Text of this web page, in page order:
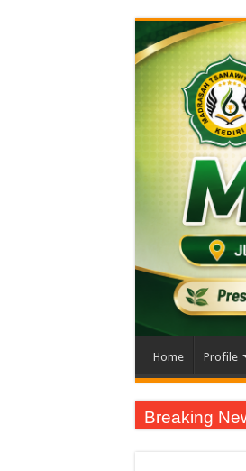
Home Profile
Breaking